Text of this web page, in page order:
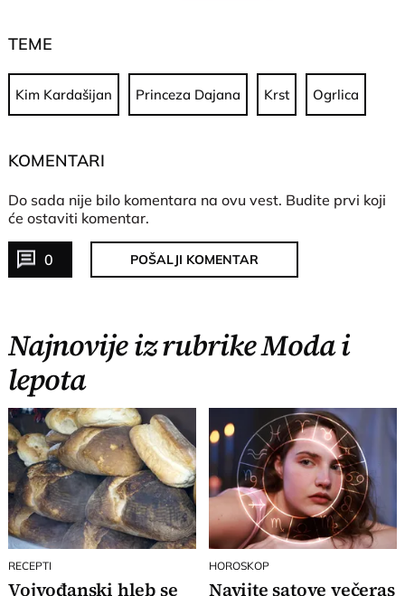
TEME
Kim Kardašijan Princeza Dajana Krst Ogrlica
KOMENTARI
Do sada nije bilo komentara na ovu vest. Budite prvi koji
će ostaviti komentar.
0 POŠALJI KOMENTAR
Najnovije iz rubrike Moda i
lepota
RECEPTI
Vojvođanski hleb se
HOROSKOP
Navijte satove večeras